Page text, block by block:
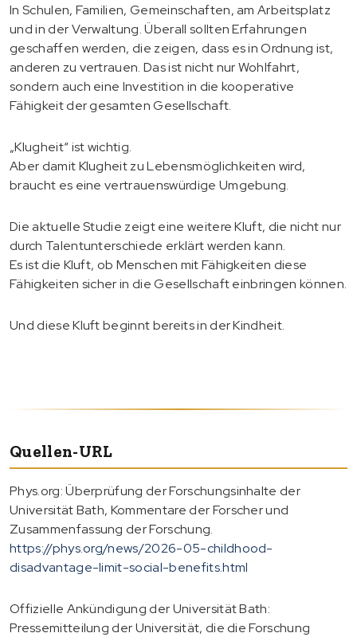
In Schulen, Familien, Gemeinschaften, am Arbeitsplatz
und in der Verwaltung. Überall sollten Erfahrungen
geschaffen werden, die zeigen, dass es in Ordnung ist,
anderen zu vertrauen. Das ist nicht nur Wohlfahrt,
sondern auch eine Investition in die kooperative
Fähigkeit der gesamten Gesellschaft.
„Klugheit“ ist wichtig.
Aber damit Klugheit zu Lebensmöglichkeiten wird,
braucht es eine vertrauenswürdige Umgebung.
Die aktuelle Studie zeigt eine weitere Kluft, die nicht nur
durch Talentunterschiede erklärt werden kann.
Es ist die Kluft, ob Menschen mit Fähigkeiten diese
Fähigkeiten sicher in die Gesellschaft einbringen können.
Und diese Kluft beginnt bereits in der Kindheit.
Quellen-URL
Phys.org: Überprüfung der Forschungsinhalte der
Universität Bath, Kommentare der Forscher und
Zusammenfassung der Forschung.
https://phys.org/news/2026-05-childhood-
disadvantage-limit-social-benefits.html
Offizielle Ankündigung der Universität Bath:
Pressemitteilung der Universität, die die Forschung